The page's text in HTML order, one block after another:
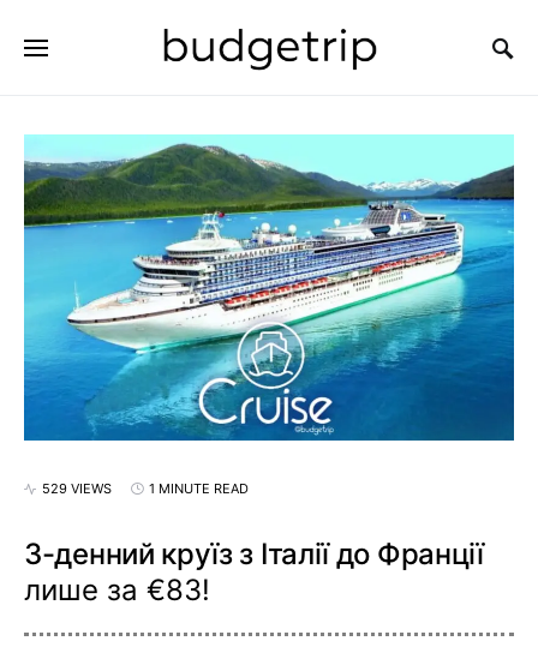
529 VIEWS 1 MINUTE READ
3-денний круїз з Італії до Франції
лише за €83!